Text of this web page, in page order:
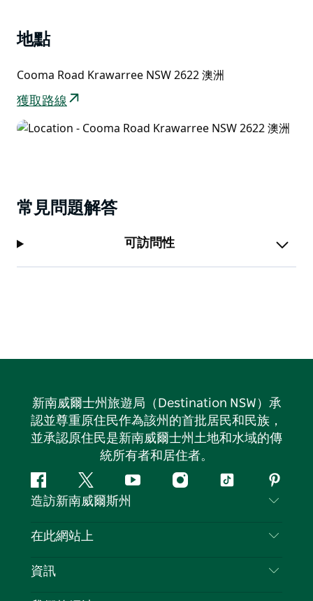
到它的常駐琴鳥從它的蕨類洞穴中出來覓食。
地點
Cooma Road Krawarree NSW 2622 澳洲
獲取路線
常見問題解答
可訪問性
新南威爾士州旅遊局（Destination NSW）承
認並尊重原住民作為該州的首批居民和民族，
並承認原住民是新南威爾士州土地和水域的傳
統所有者和居住者。
Facebook嘰
嘰
喳
Youtube Instagram
抖
造訪新南威爾斯州
聯絡我們
隱私
在此網站上
目的地
資訊